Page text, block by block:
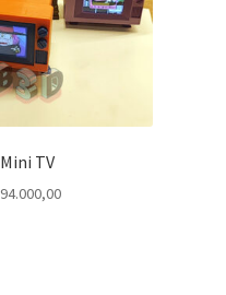
Mini TV
94.000,00